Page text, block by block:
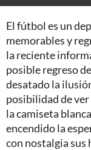
El fútbol es un
memorables y
la reciente
posible regreso de
desatado la
posibilidad de
la camiseta
encendido la
con nostalgia sus